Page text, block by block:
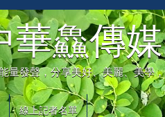
華鱻傳媒
量發聲，分享美好、美麗、美學
線上記者名單